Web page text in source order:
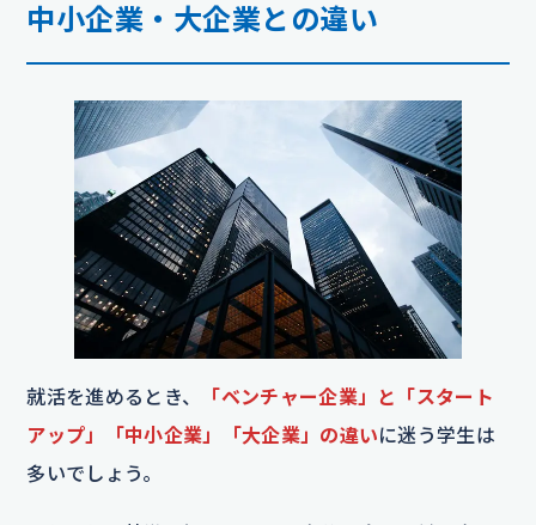
中小企業・大企業との違い
就活を進めるとき、
「ベンチャー企業」と「スタート
アップ」「中小企業」「大企業」の違いに迷う学生は
多いでしょう。